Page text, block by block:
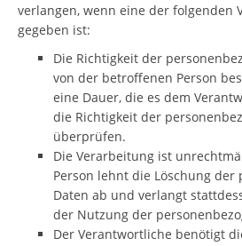
verlangen, wenn eine der folgenden
gegeben ist:
Die Richtigkeit der
von der betroffenen Person
eine Dauer, die es dem
die Richtigkeit der
überprüfen.
Die Verarbeitung ist
Person lehnt die Löschung der
Daten ab und verlangt
der Nutzung der
Der Verantwortliche benötigt